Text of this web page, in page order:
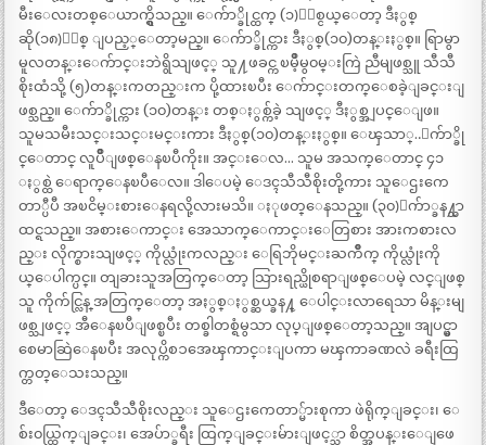
မီးေလးတစ္ေယာက္ရွိသည္။ ေက်ာ္ခိုင္ထက္ (၁)ႏွစ္ငယ္ေတာ့ ဒီႏွစ္
ဆို(၁၈)ႏွစ္ ျပည့္ေတာ့မည္။ ေက်ာ္ခိုင္ကား ဒီႏွစ္(၁၀)တန္းႏွစ္။ ရြာမွာ
မူလတန္းေက်ာင္းဘဲရွိသျဖင့္ သူ႔ဖခင္က ၿမိဳ့မွ၀မ္းကြဲ ညီမျဖစ္သူ သီသီ
စိုးထံသို့ (၅)တန္းကတည္းက ပို့ထားၿပီး ေက်ာင္းတက္ေစခဲ့ျခင္းျ
ဖစ္သည္။ ေက်ာ္ခိုင္ကား (၁၀)တန္း တစ္ႏွစ္က်ခဲ့ သျဖင့္ ဒီႏွစ္အျပင္ေျဖ။
သူမသမီးသင္းသင္းမင္းကား ဒီႏွစ္(၁၀)တန္းႏွစ္။ ေၾသာ္..ေက်ာ္ခို
င္ေတာင္ လူပ်ိဳျဖစ္ေနၿပီကိုး။ အင္းေလ… သူမ အသက္ေတာင္ ၄၁
ႏွစ္ထဲ ေရာက္ေနၿပီေလ။ ဒါေပမဲ့ ေဒၚသီသီစိုးတို့ကား သူေဌးကေ
တာ္ပီပီ အၿငိမ္းစားေနရလို့လားမသိ။ ႏုဖတ္ေနသည္။ (၃၀)ေက်ာ္ခန႔္သာ
ထင္ရသည္။ အစားေကာင္း အေသာက္ေကာင္းေတြစား အားကစားလ
ည္း လိုက္စားသျဖင့္ ကိုယ္လုံးကလည္း ေရြဘိုမင္းႀကိဳက္ ကိုယ္လုံးကို
ယ္ေပါက္ပင္။ တျခားသူအတြက္ေတာ့ သြားရည္ယိုစရာျဖစ္ေပမဲ့ လင္ျဖစ္
သူ ကိုက်င္လြန္ အတြက္ေတာ့ အႏွစ္ႏွစ္ဆယ္ခန႔္ ေပါင္းလာရေသာ မိန္းမျ
ဖစ္သျဖင့္ အီေနၿပီျဖစ္ၿပီး တစ္ခါတစ္ရံမွသာ လုပ္ျဖစ္ေတာ့သည္။ အျပင္မွာ
စေမာဆြဲေနၿပီး အလုပ္ကိစၥအေၾကာင္းျပကာ မၾကာခဏလဲ ခရီးထြ
က္တတ္ေသးသည္။
ဒီေတာ့ ေဒၚသီသီစိုးလည္း သူေဌးကေတာ္မ်ားစုကာ ဖဲရိုက္ျခင္း၊ ေ
စ်း၀ယ္ထြက္ျခင္း၊ အေပ်ာ္ခရီး ထြက္ျခင္းမ်ားျဖင့္သာ စိတ္အပန္းေျဖေ